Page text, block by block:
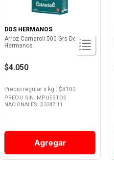
DOS HERMANOS
Arroz Carnaroli 500 Grs Dos
Hermanos
$4.050
Precio regular x kg.: $8100
PRECIO SIN IMPUESTOS
NACIONALES: $3347,11
Agregar